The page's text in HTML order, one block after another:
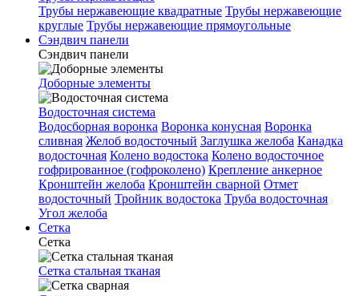
Трубы нержавеющие квадратные Трубы нержавеющие
круглые Трубы нержавеющие прямоугольные
Сэндвич панели
Сэндвич панели
Доборные элементы
Водосточная система
Водосборная воронка Воронка конусная Воронка
сливная Желоб водосточный Заглушка желоба Канадка
водосточная Колено водостока Колено водосточное
гофрированное (гофроколено) Крепление анкерное
Кронштейн желоба Кронштейн сварной Отмет
водосточный Тройник водостока Труба водосточная
Угол желоба
Сетка
Сетка
Сетка стальная тканая